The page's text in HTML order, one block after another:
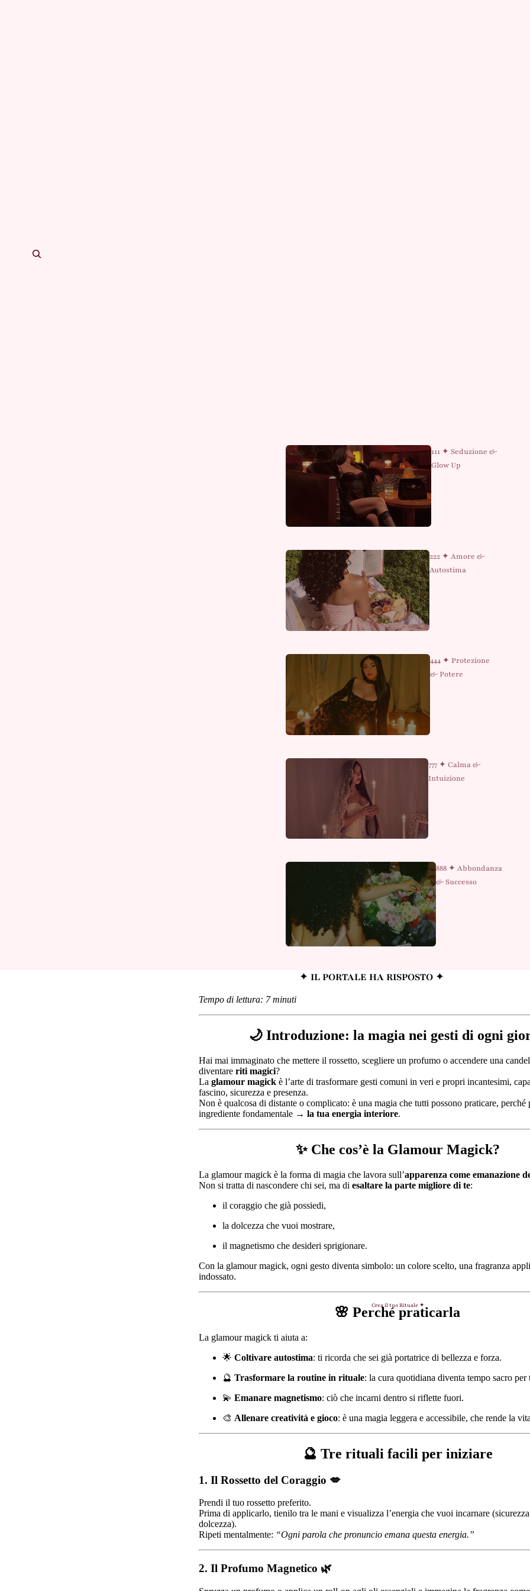
111 ✦ Seduzione &
Glow Up
222 ✦ Amore &
Autostima
444 ✦ Protezione
& Potere
777 ✦ Calma &
Intuizione
888 ✦ Abbondanza
& Successo
Crea il tuo Rituale ✦
✦ IL PORTALE HA RISPOSTO ✦
Tempo di lettura: 7 minuti
🌙 Introduzione: la magia nei gesti di ogni
Hai mai immaginato che mettere il rossetto, scegliere un profumo o accendere una
diventare riti magici?
La glamour magick è l’arte di trasformare gesti comuni in veri e propri incantesimi,
fascino, sicurezza e presenza.
Non è qualcosa di distante o complicato: è una magia che tutti possono praticare, perché
ingrediente fondamentale → la tua energia interiore.
✨ Che cos’è la Glamour Magick?
La glamour magick è la forma di magia che lavora sull’apparenza come emanazione
Non si tratta di nascondere chi sei, ma di esaltare la parte migliore di te:
il coraggio che già possiedi,
la dolcezza che vuoi mostrare,
il magnetismo che desideri sprigionare.
Con la glamour magick, ogni gesto diventa simbolo: un colore scelto, una fragranza
indossato.
🌸 Perché praticarla
La glamour magick ti aiuta a:
🌟 Coltivare autostima: ti ricorda che sei già portatrice di bellezza e forza.
🔮 Trasformare la routine in rituale: la cura quotidiana diventa tempo sacro per
💫 Emanare magnetismo: ciò che incarni dentro si riflette fuori.
🎨 Allenare creatività e gioco: è una magia leggera e accessibile, che rende la
🔮 Tre rituali facili per iniziare
1. Il Rossetto del Coraggio 💋
Prendi il tuo rossetto preferito.
Prima di applicarlo, tienilo tra le mani e visualizza l’energia che vuoi incarnare
dolcezza).
Ripeti mentalmente: “Ogni parola che pronuncio emana questa energia.”
2. Il Profumo Magnetico 🌿